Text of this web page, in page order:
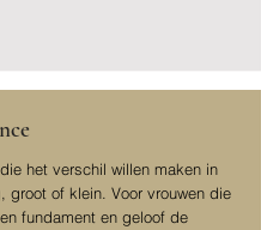
het verschil willen maken in
groot of klein. Voor vrouwen die
fundament en geloof de